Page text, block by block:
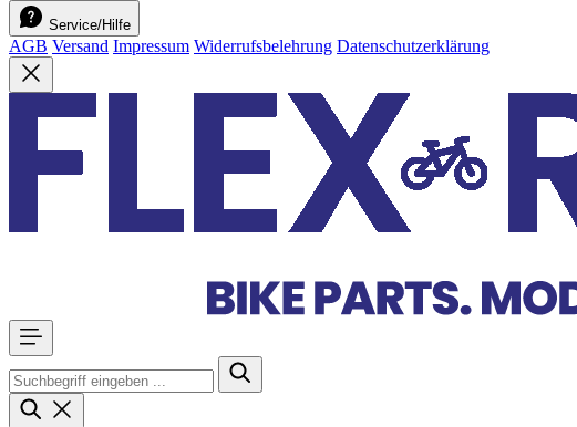
Service/Hilfe
AGB Versand Impressum Widerrufsbelehrung Datenschutzerklärung